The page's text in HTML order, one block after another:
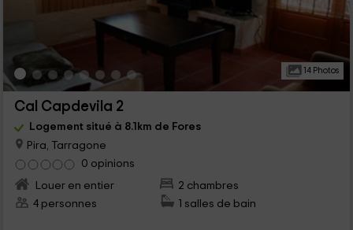
14 Photos
Cal Capdevila 2
Logement situé à 8.1km de Fores
Pira, Tarragone
0 opinions
Louer en entier
2 chambres
4 personnes
1 salles de bain